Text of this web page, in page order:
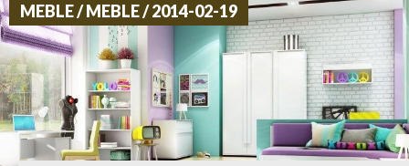
MEBLE / MEBLE / 2014-02-19